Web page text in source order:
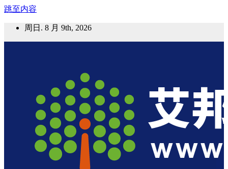
跳至内容
周日. 8 月 9th, 2026